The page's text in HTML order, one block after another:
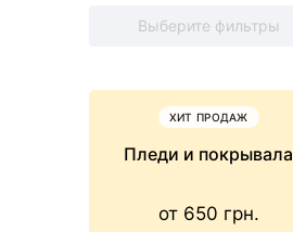
Выберите фильтры
ХИТ ПРОДАЖ
Пледи и покрывала
от 650 грн.